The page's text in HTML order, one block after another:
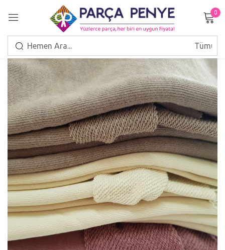
0
Giriş Yap
Beni hatırla Şifrenizi mi unuttunuz?
GIRIŞ
HESAP OLUŞTUR